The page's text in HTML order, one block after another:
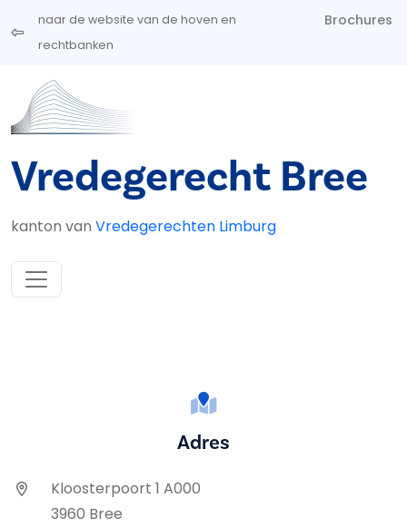
Overslaan en naar de inhoud gaan
naar de website van de hoven en
rechtbanken
Brochures
Vredegerecht Bree
kanton van Vredegerechten Limburg
Adres
Kloosterpoort 1 A000
3960 Bree